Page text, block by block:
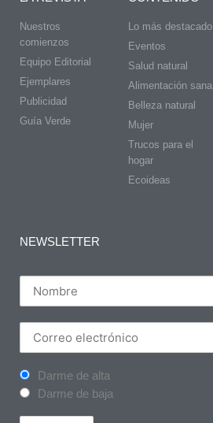
Nuestros
comienzos
Equipo Editorial
Ejemplares
Publicidad
Guía Verde
Lo más destacado
Eventos
Salud natural
Alimentación sana
Belleza natural
Mujer
Trucos para el
hogar
Ecoideas
NEWSLETTER
Darme de alta
Darme de baja